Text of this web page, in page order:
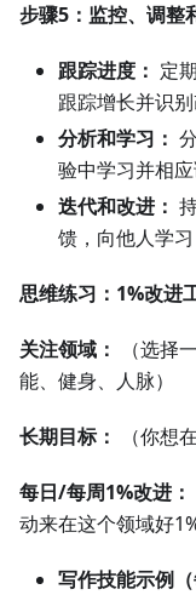
步骤5：监控、调整
跟踪进度： 定
跟踪增长并识别
分析和学习：
验中学习并相应
迭代和改进：
馈，向他人学
思维练习：1%改进
关注领域：
（选择
能、健身、人脉）
长期目标： （你想
每日/每周1%改进：
动来在这个领域好
写作技能示例（